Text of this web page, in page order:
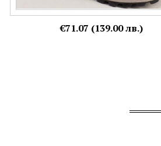
€71.07 (139.00 лв.)